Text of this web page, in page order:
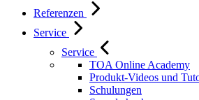
Referenzen
Service
Service
TOA Online Academy
Produkt-Videos und
Schulungen